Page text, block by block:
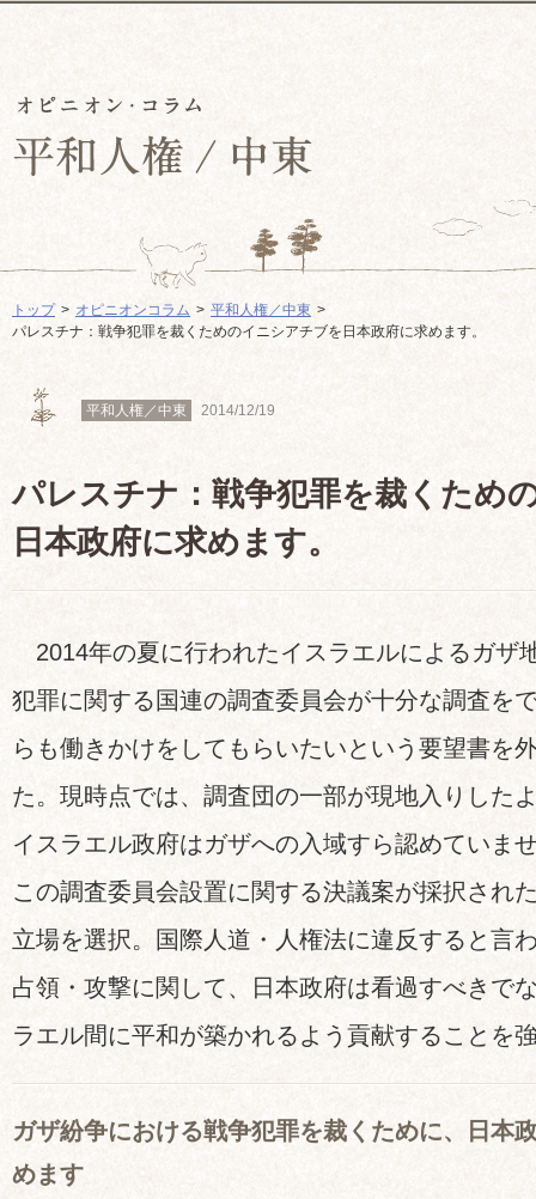
トップ オピニオンコラム
平和人権／中東
パレスチナ：戦争犯罪を裁くためのイニシアチブを日本政府に求めます。
平和人権／中東 2014/12/19
パレスチナ：戦争犯罪を裁くため
日本政府に求めます。
2014年の夏に行われたイスラエルによるガザ
犯罪に関する国連の調査委員会が十分な調査を
らも働きかけをしてもらいたいという要望書を
た。現時点では、調査団の一部が現地入りした
イスラエル政府はガザへの入域すら認めていま
この調査委員会設置に関する決議案が採択され
立場を選択。国際人道・人権法に違反すると言
占領・攻撃に関して、日本政府は看過すべきで
ラエル間に平和が築かれるよう貢献することを
ガザ紛争における戦争犯罪を裁くために、日本
めます